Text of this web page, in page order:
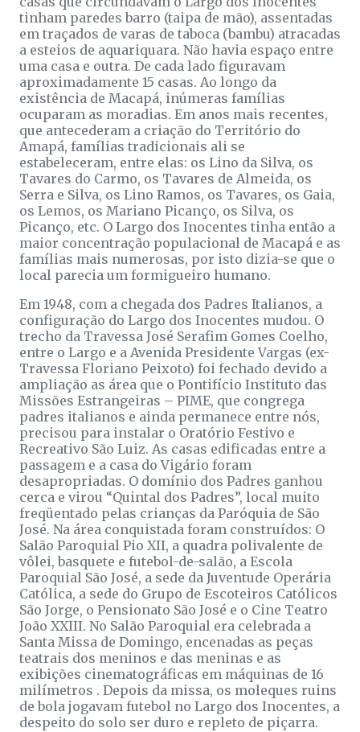
tinham paredes barro (taipa de mão), assentadas
em traçados de varas de taboca (bambu) atracadas
a esteios de aquariquara. Não havia espaço entre
uma casa e outra. De cada lado figuravam
aproximadamente 15 casas. Ao longo da
existência de Macapá, inúmeras famílias
ocuparam as moradias. Em anos mais recentes,
que antecederam a criação do Território do
Amapá, famílias tradicionais ali se
estabeleceram, entre elas: os Lino da Silva, os
Tavares do Carmo, os Tavares de Almeida, os
Serra e Silva, os Lino Ramos, os Tavares, os Gaia,
os Lemos, os Mariano Picanço, os Silva, os
Picanço, etc. O Largo dos Inocentes tinha então a
maior concentração populacional de Macapá e as
famílias mais numerosas, por isto dizia-se que o
local parecia um formigueiro humano.
Em 1948, com a chegada dos Padres Italianos, a
configuração do Largo dos Inocentes mudou. O
trecho da Travessa José Serafim Gomes Coelho,
entre o Largo e a Avenida Presidente Vargas (ex-
Travessa Floriano Peixoto) foi fechado devido a
ampliação as área que o Pontifício Instituto das
Missões Estrangeiras – PIME, que congrega
padres italianos e ainda permanece entre nós,
precisou para instalar o Oratório Festivo e
Recreativo São Luiz. As casas edificadas entre a
passagem e a casa do Vigário foram
desapropriadas. O domínio dos Padres ganhou
cerca e virou “Quintal dos Padres”, local muito
freqüentado pelas crianças da Paróquia de São
José. Na área conquistada foram construídos: O
Salão Paroquial Pio XII, a quadra polivalente de
vôlei, basquete e futebol-de-salão, a Escola
Paroquial São José, a sede da Juventude Operária
Católica, a sede do Grupo de Escoteiros Católicos
São Jorge, o Pensionato São José e o Cine Teatro
João XXIII. No Salão Paroquial era celebrada a
Santa Missa de Domingo, encenadas as peças
teatrais dos meninos e das meninas e as
exibições cinematográficas em máquinas de 16
milímetros . Depois da missa, os moleques ruins
de bola jogavam futebol no Largo dos Inocentes, a
despeito do solo ser duro e repleto de piçarra.